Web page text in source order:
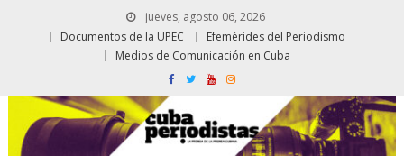
jueves, agosto 06, 2026
Documentos de la UPEC
Efemérides del Periodismo
Medios de Comunicación en Cuba